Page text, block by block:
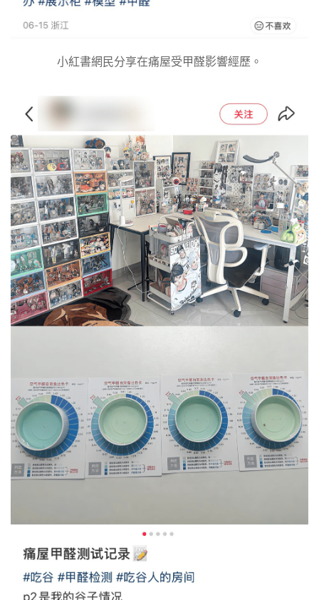
小紅書網民分享在痛屋受甲醛影響經歷。